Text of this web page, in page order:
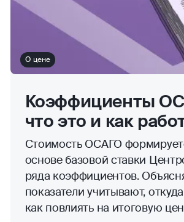
О цене
Коэффициенты
что это и как
Стоимость ОСАГО
основе базовой ставки
ряда коэффициентов.
показатели учитывают,
как повлиять на итоговую